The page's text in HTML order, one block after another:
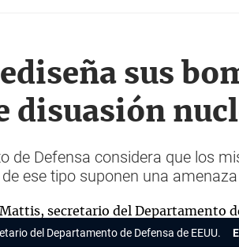
sus
disuasión
de Defensa considera que los
ese tipo suponen una
del Departamento de Defensa de EEUU.